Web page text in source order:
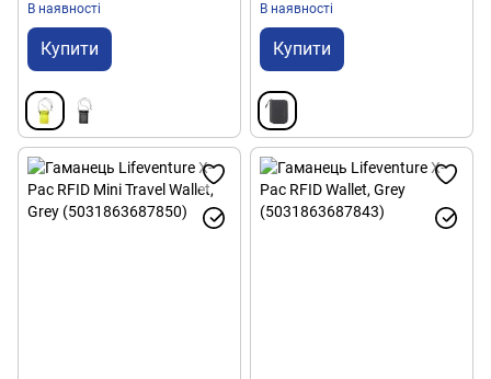
В наявності
Купити
В наявності
Купити